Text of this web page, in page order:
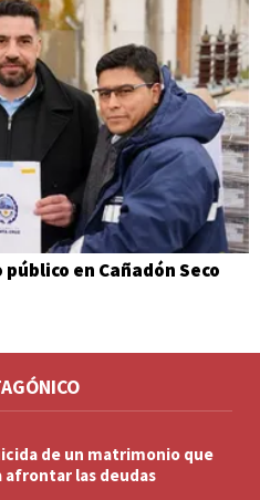
en Cañadón Seco
de un matrimonio que
afrontar las deudas